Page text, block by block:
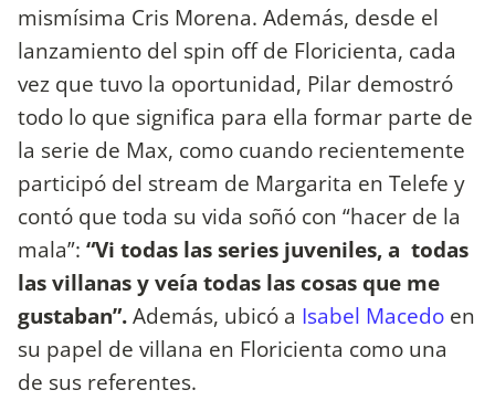
mismísima Cris Morena. Además, desde el
lanzamiento del spin off de Floricienta, cada
vez que tuvo la oportunidad, Pilar demostró
todo lo que significa para ella formar parte de
la serie de Max, como cuando recientemente
participó del stream de Margarita en Telefe y
contó que toda su vida soñó con “hacer de la
mala”: “Vi todas las series juveniles, a todas
las villanas y veía todas las cosas que me
gustaban”.Además, ubicó a Isabel Macedo en
su papel de villana en Floricienta como una
de sus referentes.